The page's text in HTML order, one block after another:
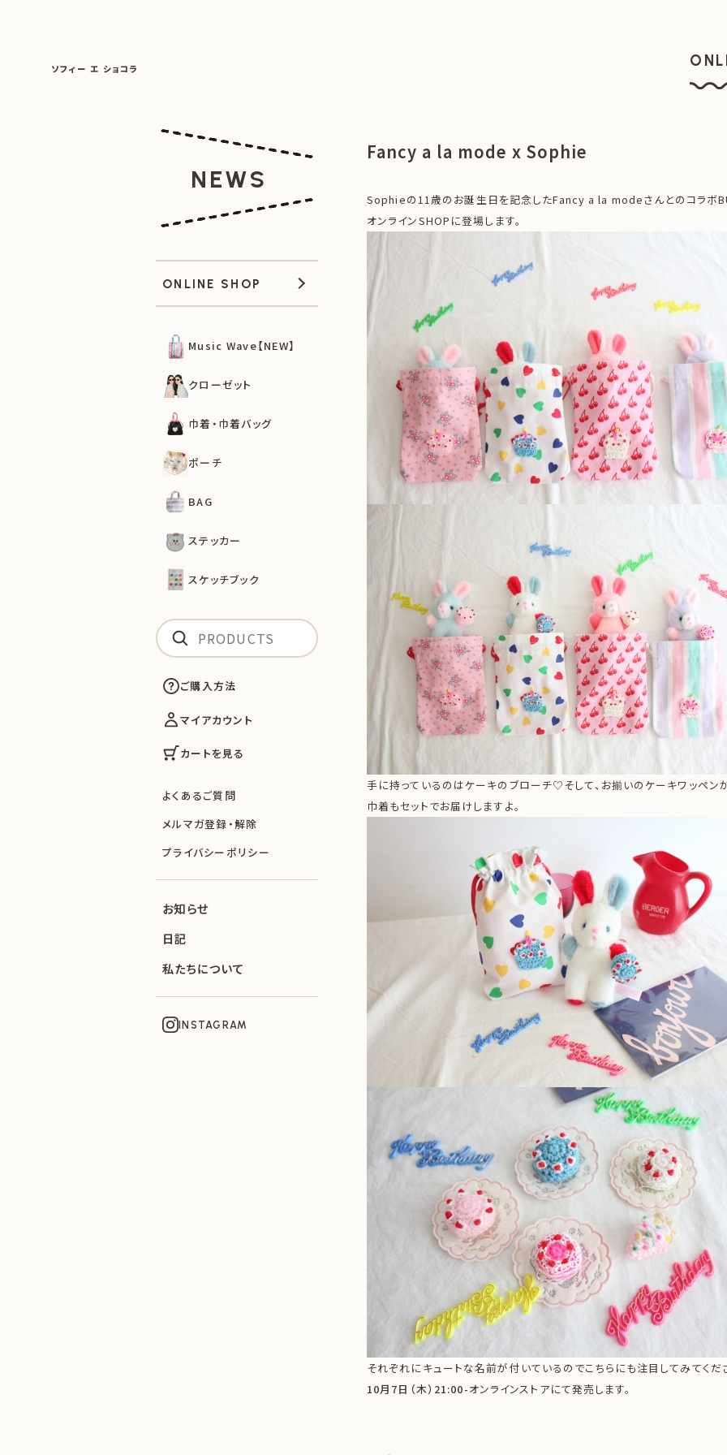
ソフィー エ ショコラ
||
NEWS
Fancy a la mode x Sophie
Sophieの11歳のお誕生日を記念したFancy a la modeさんとのコラボ
オンラインSHOPに登場します。
手に持っているのはケーキのブローチ♡そして、お揃いのケーキワッペン
巾着もセットでお届けしますよ。
それぞれにキュートな名前が付いているのでこちらにも注目してみてくだ
10月7日（木）21:00-オンラインストアにて発売します。
ONLINE SHOP
Music Wave【NEW】
クローゼット
巾着・巾着バッグ
ポーチ
BAG
ステッカー
スケッチブック
ご購入方法
マイアカウント
カートを見る
よくあるご質問
メルマガ登録・解除
プライバシーポリシー
お知らせ
日記
私たちについて
INSTAGRAM